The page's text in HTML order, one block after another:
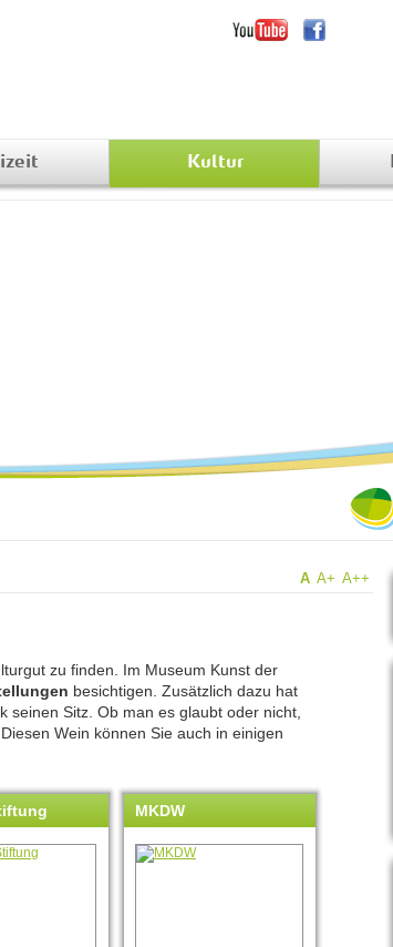
Kultur
A A+ A++
zu finden. Im Museum Kunst der
besichtigen. Zusätzlich dazu hat
Sitz. Ob man es glaubt oder nicht,
. Diesen Wein können Sie auch in einigen
MKDW